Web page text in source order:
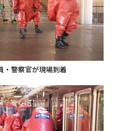
・警察官が現場到着